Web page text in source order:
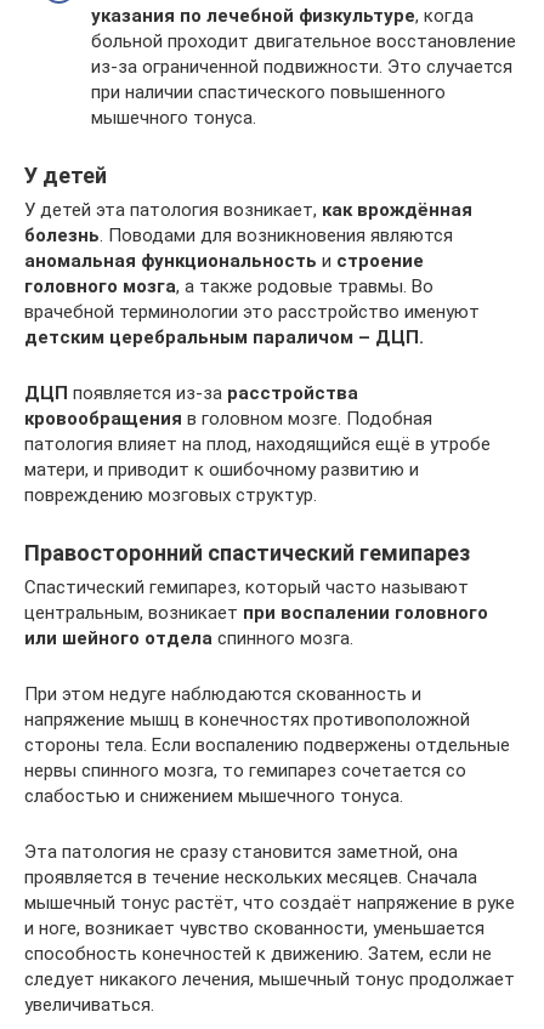
указания по лечебной физкультуре, когда
больной проходит двигательное восстановление
из-за ограниченной подвижности. Это случается
при наличии спастического повышенного
мышечного тонуса.
У детей
У детей эта патология возникает, как врождённая
болезнь . Поводами для возникновения являются
аномальная функциональность и строение
головного мозга, а также родовые травмы. Во
врачебной терминологии это расстройство именуют
детским церебральным параличом – ДЦП.
ДЦП появляется из-за расстройства
кровообращения в головном мозге. Подобная
патология влияет на плод, находящийся ещё в утробе
матери, и приводит к ошибочному развитию и
повреждению мозговых структур.
Правосторонний спастический гемипарез
Спастический гемипарез, который часто называют
центральным, возникает при воспалении головного
или шейного отдела спинного мозга.
При этом недуге наблюдаются скованность и
напряжение мышц в конечностях противоположной
стороны тела. Если воспалению подвержены отдельные
нервы спинного мозга, то гемипарез сочетается со
слабостью и снижением мышечного тонуса.
Эта патология не сразу становится заметной, она
проявляется в течение нескольких месяцев. Сначала
мышечный тонус растёт, что создаёт напряжение в руке
и ноге, возникает чувство скованности, уменьшается
способность конечностей к движению. Затем, если не
следует никакого лечения, мышечный тонус продолжает
увеличиваться.